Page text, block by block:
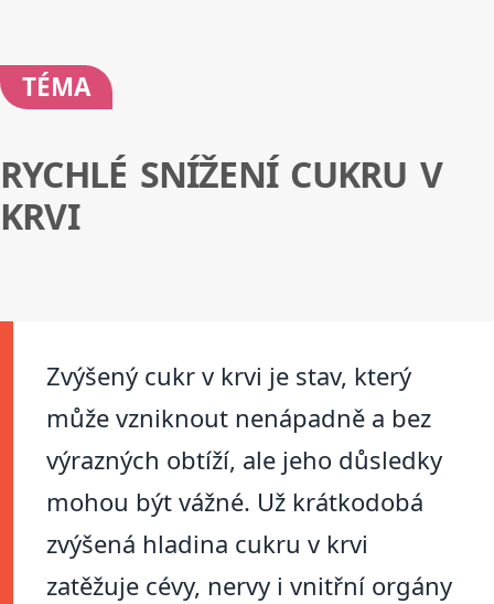
TÉMA
RYCHLÉ SNÍŽENÍ CUKRU V
KRVI
Zvýšený cukr v krvi je stav, který
může vzniknout nenápadně a bez
výrazných obtíží, ale jeho důsledky
mohou být vážné. Už krátkodobá
zvýšená hladina cukru v krvi
zatěžuje cévy, nervy i vnitřní orgány